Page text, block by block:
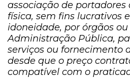
associação de portadores
física, sem fins lucrativos
idoneidade, por órgãos
Administração Pública,
serviços ou fornecimento
desde que o preço
compatível com o